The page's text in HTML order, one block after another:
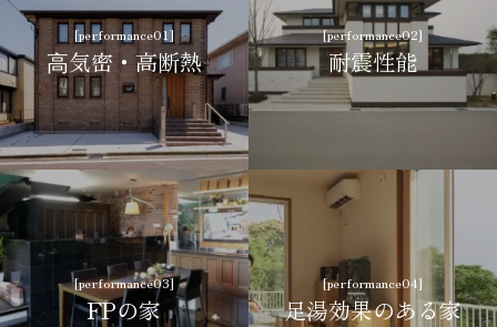
デザイン住宅
二世帯住宅
たっぷり収納の家
エレベーターのある家
吹き抜け空間の家
地下室がある家
その他
賃貸・店舗 ルームツアー動画
[performance01]
⾼気密・高断熱
[performance02]
耐震性能
[performance03]
FPの家
[performance04]
足湯効果のある家